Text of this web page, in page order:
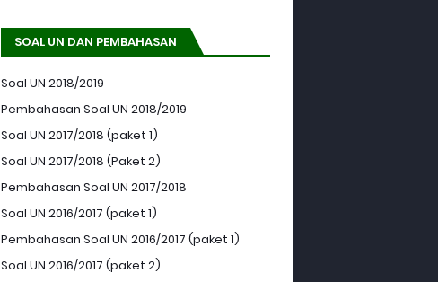
SOAL UN DAN PEMBAHASAN
Soal UN 2018/2019
Pembahasan Soal UN 2018/2019
Soal UN 2017/2018 (paket 1)
Soal UN 2017/2018 (Paket 2)
Pembahasan Soal UN 2017/2018
Soal UN 2016/2017 (paket 1)
Pembahasan Soal UN 2016/2017 (paket 1)
Soal UN 2016/2017 (paket 2)